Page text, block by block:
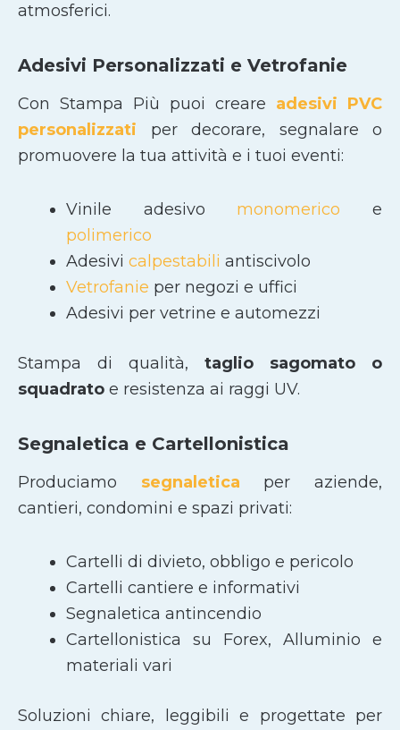
atmosferici.
Adesivi Personalizzati e Vetrofanie
Con Stampa Più puoi creare adesivi PVC
personalizzati per decorare, segnalare o
promuovere la tua attività e i tuoi eventi:
Vinile adesivo monomerico e
polimerico
Adesivi calpestabili antiscivolo
Vetrofanie per negozi e uffici
Adesivi per vetrine e automezzi
Stampa di qualità, taglio sagomato
o
squadrato e resistenza ai raggi UV.
Segnaletica e Cartellonistica
Produciamo segnaletica per aziende,
cantieri, condomini e spazi privati:
Cartelli di divieto, obbligo e pericolo
Cartelli cantiere e informativi
Segnaletica antincendio
Cartellonistica su Forex, Alluminio e
materiali vari
Soluzioni chiare, leggibili e progettate per